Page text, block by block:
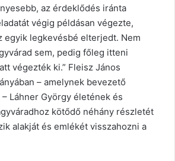
az érdeklődés iránta
végig példásan végezte,
egyik legkevésbé elterjedt. Nem
sem, pedig főleg itteni
végezték ki.” Fleisz János
– amelynek bevezető
Láhner György életének és
kötődő néhány részletét
alakját és emlékét visszahozni a